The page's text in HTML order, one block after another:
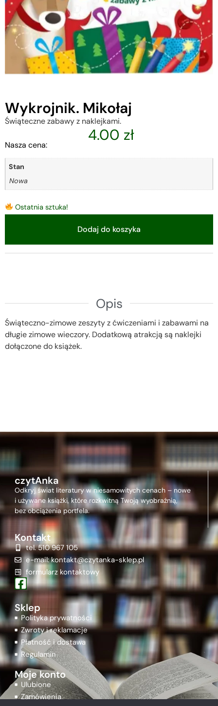
Wykrojnik. Mikołaj
Świąteczne zabawy z naklejkami.
Nasza cena:
4.00 zł
Stan
Nowa
Ostatnia sztuka!
Dodaj do koszyka
Opis
Świąteczno-zimowe zeszyty z ćwiczeniami i zabawami na
długie zimowe wieczory. Dodatkową atrakcją są naklejki
dołączone do książek.
czytAnka
Odkryj świat literatury w niesamowitych cenach – nowe
i używane książki, które rozkwitną Twoją wyobraźnią,
bez obciążenia portfela.
Kontakt
tel. 510 967 105
e-mail: kontakt@czytanka-sklep.pl
formularz kontaktowy
Sklep
Polityka prywatności
Zwroty i reklamacje
Płatność i dostawa
Regulamin
Moje konto
Ulubione
Zamówienia